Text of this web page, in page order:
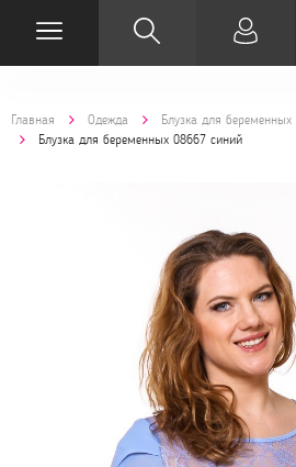
Главная Одежда
Блузка для беременных
Блузка для беременных 08667 синий